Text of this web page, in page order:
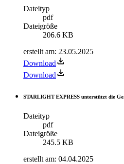
Dateityp
pdf
Dateigröße
206.6 KB
erstellt am: 23.05.2025
Download
Download
STARLIGHT EXPRESS unterstützt die
Dateityp
pdf
Dateigröße
245.5 KB
erstellt am: 04.04.2025